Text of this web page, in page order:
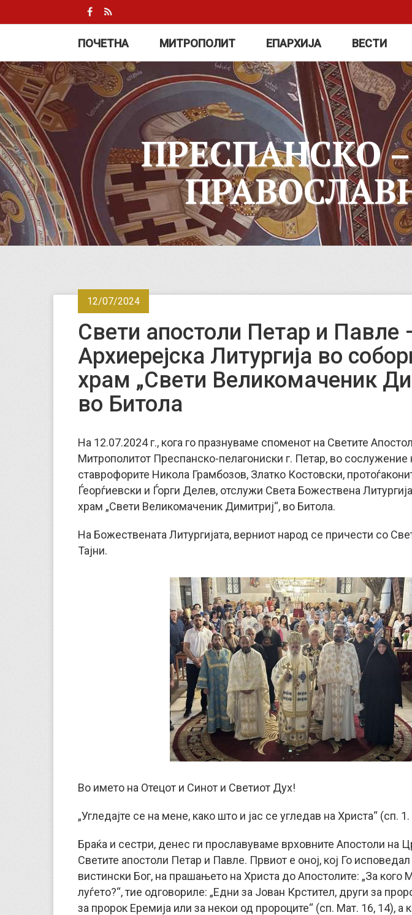
ПОЧЕТНА МИТРОПОЛИТ ЕПАРХИЈА ВЕСТИ
ПРЕСПАНСКО
12/07/2024
Свети апостоли Петар и Павле
Архиерејска Литургија во
храм „Свети Великомаченик
во Битола
На 12.07.2024 г., кога го празнуваме споменот на Светите
Митрополитот Преспанско-пелагониски г. Петар, во
ставрофорите Никола Грамбозов, Златко Костовски,
Ѓеорѓиевски и Ѓорги Делев, отслужи Света Божествена
храм „Свети Великомаченик Димитриј“, во Битола.
На Божествената Литургијата, верниот народ се причести со
Тајни.
Во името на Отецот и Синот и Светиот Дух!
„Угледајте се на мене, како што и јас се угледав на Христа“ (сп.
Браќа и сестри, денес ги прославуваме врховните Апостоли на
Светите апостоли Петар и Павле. Првиот е оној, кој Го
вистински Бог, на прашањето на Христа до Апостолите: „За кого
луѓето?“, тие одговориле: „Едни за Јован Крстител, други за
за пророк Еремија или за некои од пророците“ (сп. Мат. 16, 14), а